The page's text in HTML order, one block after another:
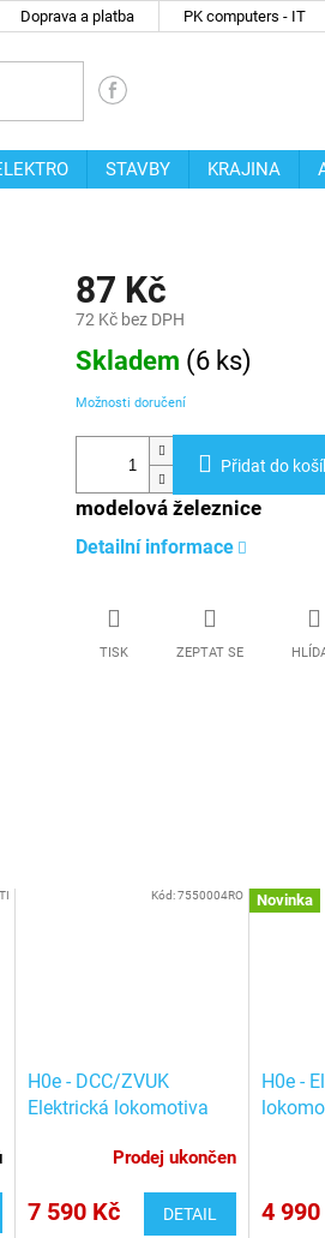
Doprava a platba PK computers - IT
STAVBY KRAJINA
87 Kč
72 Kč bez DPH
Měrná
cena:
Skladem (6 ks)
Možnosti doručení
Přidat do
modelová železnice
Detailní informace
TISK ZEPTAT SE
H0e - DCC/ZVUK
Elektrická lokomotiva
Prodej ukončen
7 590 Kč DETAIL
Kód:7550004RO Novinka
H0e -
4